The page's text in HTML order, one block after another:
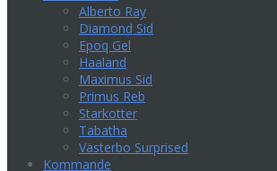
Alberto Ray
Diamond Sid
Epoq Gel
Haaland
Maximus Sid
Primus Reb
Starkotter
Tabatha
Västerbo Surprised
Kommande